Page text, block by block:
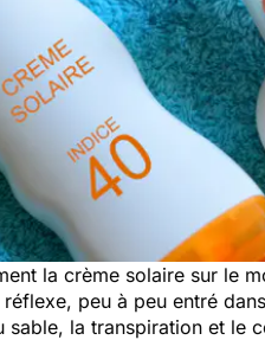
la crème solaire sur le
peu à peu entré
sable, la transpiration et le